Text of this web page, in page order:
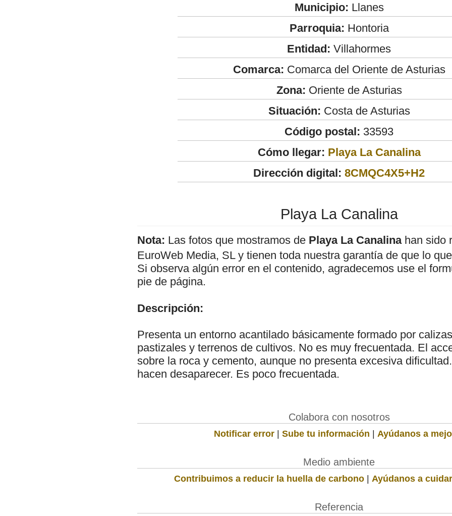
Municipio: Llanes
Parroquia: Hontoria
Entidad: Villahormes
Comarca: Comarca del Oriente de Asturias
Zona: Oriente de Asturias
Situación: Costa de Asturias
Código postal: 33593
Cómo llegar: Playa La Canalina
Dirección digital: 8CMQC4X5+H2
Playa La Canalina
Nota: Las fotos que mostramos de Playa La Canalinahan sido
EuroWeb Media, SL y tienen toda nuestra garantía de que lo
Si observa algún error en el contenido, agradecemos use el
pie de página.
Descripción:
Presenta un entorno acantilado básicamente formado por
pastizales y terrenos de cultivos. No es muy frecuentada. El
sobre la roca y cemento, aunque no presenta excesiva
hacen desaparecer. Es poco frecuentada.
Colabora con nosotros
Notificar error | Sube tu información | Ayúdanos a
Medio ambiente
Contribuimos a reducir la huella de carbono | Ayúdanos a
Referencia